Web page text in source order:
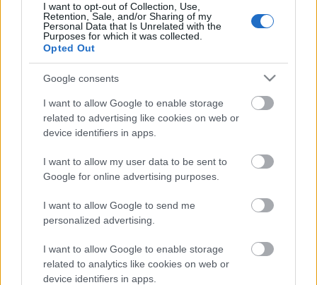
I want to opt-out of Collection, Use,
Retention, Sale, and/or Sharing of my
Personal Data that Is Unrelated with the
Purposes for which it was collected.
Opted Out
Google consents
I want to allow Google to enable storage
related to advertising like cookies on web or
device identifiers in apps.
I want to allow my user data to be sent to
Google for online advertising purposes.
I want to allow Google to send me
personalized advertising.
I want to allow Google to enable storage
related to analytics like cookies on web or
device identifiers in apps.
Top 5: los mejores jugadores del Racing en Comunio
El Racing regresó a Primera
sido sus cinco mejores jugadores
en la temporada de Comunio de
2ª.
2. Yeremay (Centrocampista, 262 puntos)
La gran estrella del Dépor no podía faltar en el Top 5 de
Segunda. A pesar de sufrir problemas de pubalgia durante
el curso, Yeremay mostró todo su arsenal ofensivo,
terminando la temporada con un doble doble de goles y